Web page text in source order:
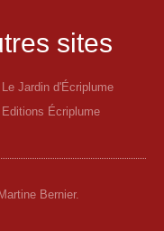
sites
Le Jardin d'Écriplume
Editions Écriplume
Bernier.